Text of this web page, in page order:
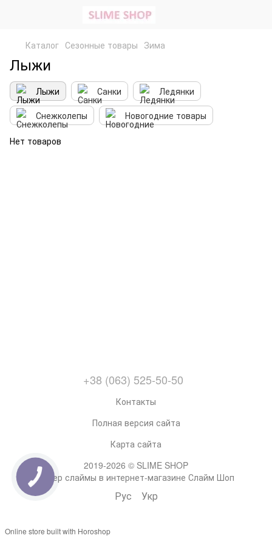
Каталог Сезонные товары Зима
Лыжи
Лыжи Санки
Ледянки
Снежколепы
Новогодние товары
Нет товаров
+38 (063) 525-50-50
Контакты
Полная версия сайта
Карта сайта
2019-2026 © SLIME SHOP
Супер слаймы в интернет-магазине Слайм Шоп
Рус Укр
Online store built with Horoshop